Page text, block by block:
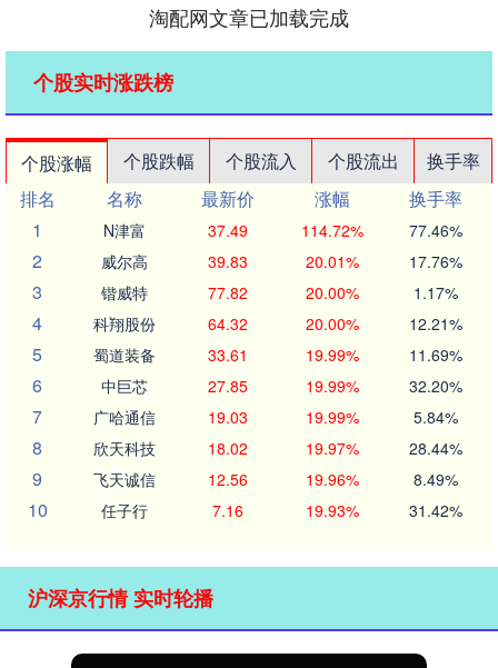
淘配网文章已加载完成
个股实时涨跌榜
个股涨幅 个股跌幅 个股流入 个股流出
换手率
排名
名称 最新价 涨幅
换手率
1
N津富 37.49 114.72% 77.46%
2 威尔高 39.83 20.01% 17.76%
3 锴威特 77.82 20.00% 1.17%
4 科翔股份 64.32 20.00% 12.21%
5 蜀道装备 33.61 19.99% 11.69%
6 中巨芯 27.85 19.99% 32.20%
7 广哈通信 19.03 19.99% 5.84%
8 欣天科技 18.02 19.97% 28.44%
9 飞天诚信 12.56 19.96% 8.49%
10 任子行 7.16 19.93% 31.42%
沪深京行情 实时轮播